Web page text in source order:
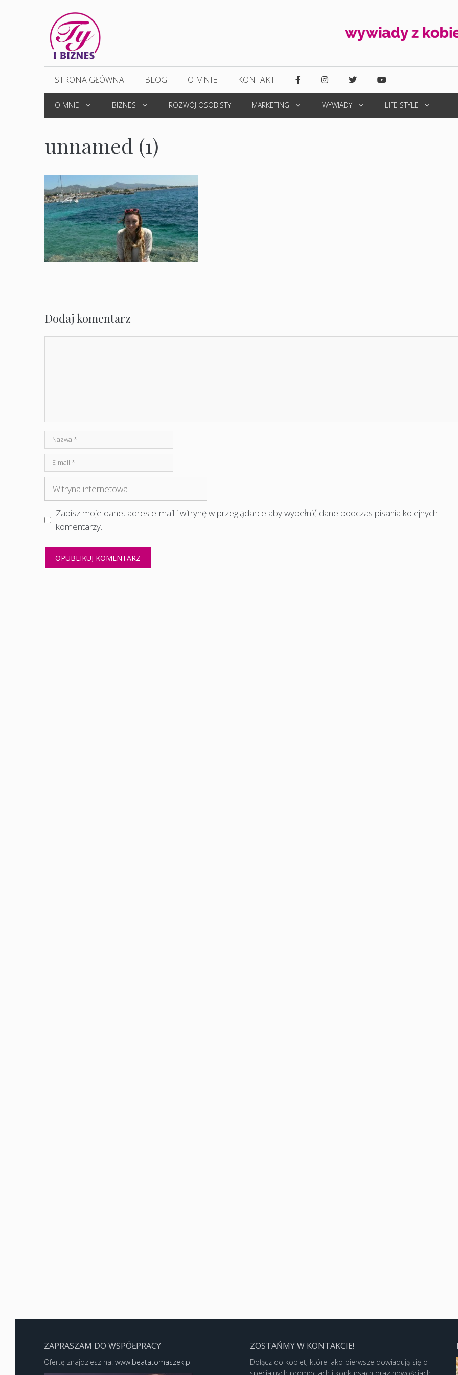
STRONA GŁÓWNA BLOG O MNIE KONTAKT
O MNIE BIZNES ROZWÓJ OSOBISTY MARKETING WYWIADY LIFE STYLE
unnamed (1)
Dodaj komentarz
Nazwa
mail
Witryna
internetowa
Zapisz moje dane, adres e-mail i witrynę w przeglądarce aby wypełnić dane podczas pisania kolejnych
komentarzy.
ZAPRASZAM DO WSPÓŁPRACY
Ofertę znajdziesz na: www.beatatomaszek.pl
ZOSTAŃMY W KONTAKCIE!
Dołącz do kobiet, które jako pierwsze dowiadują się o